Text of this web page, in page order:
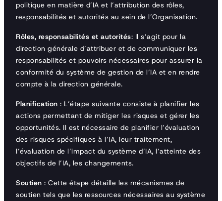
politique en matière d’IA et l’attribution des rôles,
responsabilités et autorités au sein de l’Organisation.
Rôles, responsabilités et autorités: Il s’agit pour la
direction générale d’attribuer et de communiquer les
responsabilités et pouvoirs nécessaires pour assurer la
conformité du système de gestion de l’IA et en rendre
compte à la direction générale.
Planification : L’étape suivante consiste à planifier les
actions permettant de mitiger les risques et gérer les
opportunités. Il est nécessaire de planifier l’évaluation
des risques spécifiques à l’IA, leur traitement,
l’évaluation de l’impact du système d’IA, l’atteinte des
objectifs de l’IA, les changements.
Soutien : Cette étape détaille les mécanismes de
soutien tels que les ressources nécessaires au système